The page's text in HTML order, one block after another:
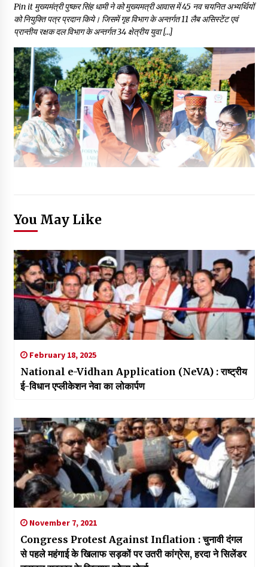
Pin it मुख्यमंत्री पुष्कर सिंह धामी ने को मुख्यमत्री आवास में 45 नव चयनित अभ्यर्थियों
को नियुक्ति पत्र प्रदान किये। जिसमें गृह विभाग के अन्तर्गत 11 लैब असिस्टेंट एवं
प्रान्तीय रक्षक दल विभाग के अन्तर्गत 34 क्षेत्रीय युवा […]
You May Like
February 18, 2025
National e-Vidhan Application (NeVA) : राष्ट्रीय
ई-विधान एप्लीकेशन नेवा का लोकार्पण
November 7, 2021
Congress Protest Against Inflation : चुनावी दंगल
से पहले महंगाई के खिलाफ सड़कों पर उतरी कांग्रेस, हरदा ने सिलेंडर